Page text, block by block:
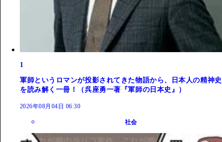
1
軍師というロマンが投影されてきた物語から、日本人の精神史
を読み解く一冊！（呉座勇一著『軍師の日本史』）
2026年08月04日 06:30
社会